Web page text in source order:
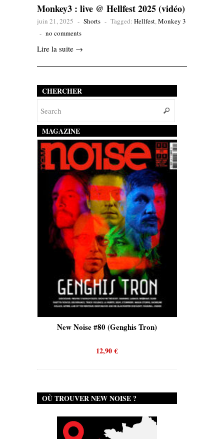
Monkey3 : live @ Hellfest 2025 (vidéo)
juin 21, 2025 - Shorts - Tagged: Hellfest,Monkey 3
- no comments
Lire la suite →
CHERCHER
MAGAZINE
New Noise #80 (Genghis Tron)
12,90€
OÙ TROUVER NEW NOISE ?